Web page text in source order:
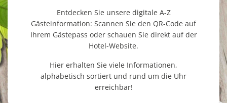
Entdecken Sie unsere digitale A-Z
Gästeinformation: Scannen Sie den QR-Code auf
Ihrem Gästepass oder schauen Sie direkt auf der
Hotel-Website.
Hier erhalten Sie viele Informationen,
alphabetisch sortiert und rund um die Uhr
erreichbar!